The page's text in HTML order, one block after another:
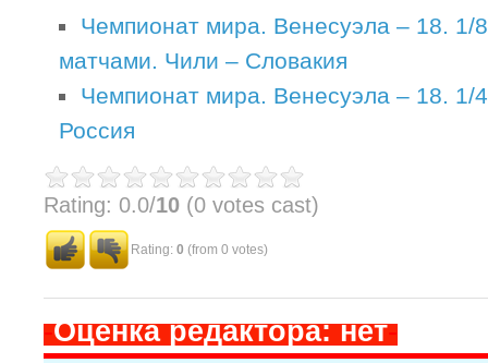
Чемпионат мира. Венесуэла – 18.
матчами. Чили – Словакия
Чемпионат мира. Венесуэла – 18. 1/
Россия
Rating: 0.0/10 (0 votes cast)
Rating: 0 (from 0 votes)
-Оценка редактора: нет-